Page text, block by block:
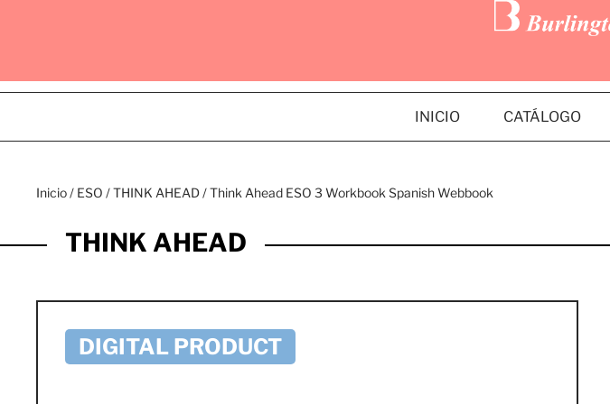
INICIO CATÁLOGO
Inicio/ ESO /THINK AHEAD/ Think Ahead ESO 3 Workbook Spanish Webbook
THINK AHEAD